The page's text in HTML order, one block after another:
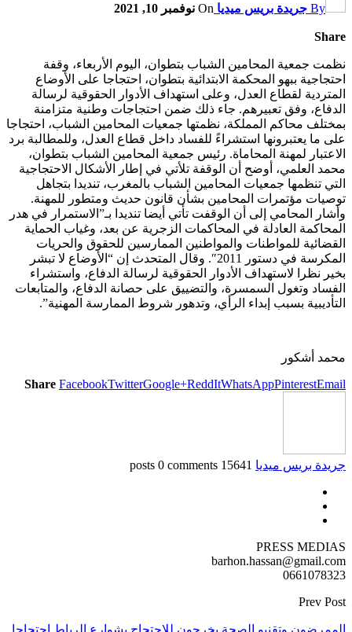
By جريدة بريس ميديا On نوفمبر 10, 2021
Share
نظمت جمعية المحامين الشباب بتطوان، اليوم الأربعاء، وقفة
احتجاجية ببهو المحكمة الابتدائية بتطوان، احتجاجا على الأوضاع
المتردية لقطاع العدل، وعلى استهداف الأدوار الحقوقية لرسالة
الدفاع، وفق تعبيرهم. جاء ذلك ضمن احتجاجات وطنية متزامنة
بمختلف محاكم المملكة، نظمتها جمعيات المحامين الشباب، احتجاجا
على ما يعتبرونها استشراءً للفساد داخل قطاع العدل، وللمطالبة برد
الاعتبار لمهنة المحاماة. رئيس جمعية المحامين الشباب بتطوان،
محمد العلمي، أوضح أن الوقفة تلأتي في إطار الأشكال الاحتجاجية
التي تنظمها جمعيات المحامين الشباب بالمغرب، تنديدا بتجاهل
توصيات مؤتمرات المحامين بشأن قانون حديث ومتطور للمهنة.
وأشار المحامي إلى أن الوقفت تأتي أيضا تنديدا بـ”الاستمرار في هدر
المحاكمة العادلة في المحاكمات الزجرية عن بعد، وغياب الحماية
القضائية للمواطنات والمواطنين الممارسين للحقوق والحريات
المكرسة في دستور 2011″. وقال المتحدث إن “الأوضاع لا تبشر
بخير نظرا لاستهداف الأدوار الحقوقية لرسالة الدفاع، واستشراء
الفساد وتغول السمسرة، والتضييق على حصانة الدفاع، والمتابعات
التأديبية بسبب إبداء الرأي، وتدهور شروط الممارسة المهنية”.
محمد أشكور
Share FacebookTwitterGoogle+ReddItWhatsAppPinterestEmail
جريدة بريس ميديا 15641 posts
0 comments
PRESS MEDIAS
barhon.hassan@gmail.com
0661078323
Prev Post
الممرضون وتقنيو الصحة يخرجون للاحتجاج بشوارع الرباط احتجاجا